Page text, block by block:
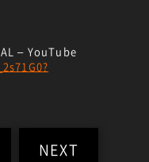
– YouTube
NEXT